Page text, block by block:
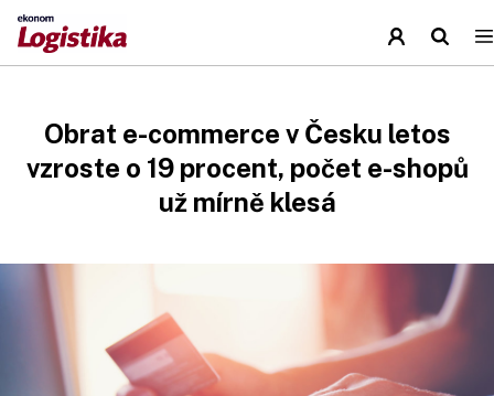
Obrat e-commerce v Česku letos
vzroste o 19 procent, počet e-shopů
už mírně klesá